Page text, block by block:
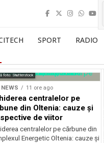
SPORT RADIO
foto: Shutterstock
11 ore ago
centralelor pe
din Oltenia: cauze și
de viitor
centralelor pe cărbune din
Energetic Oltenia: cauze și